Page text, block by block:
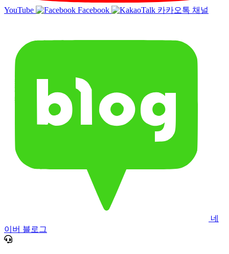
YouTube Facebook 카카오톡 채널
네
이버 블로그